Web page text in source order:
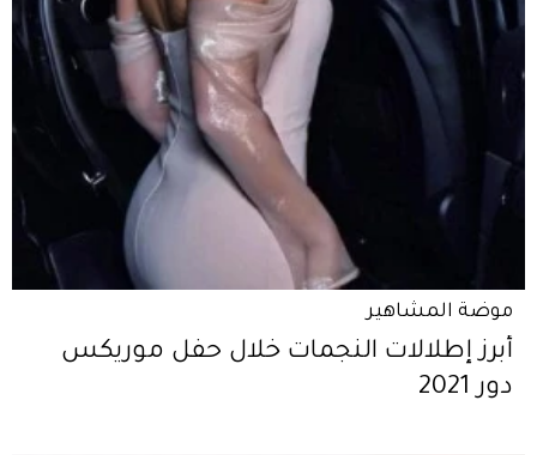
موضة المشاهير
أبرز إطلالات النجمات خلال حفل موريكس
دور 2021